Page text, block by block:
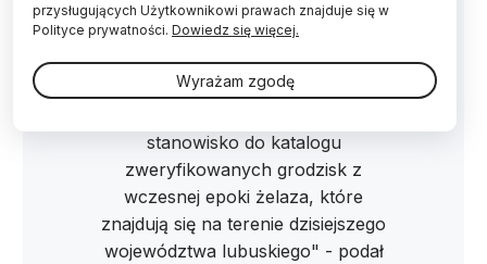
"Tegoroczne badania archeologiczne
stanowisko do katalogu
zweryfikowanych grodzisk z
wczesnej epoki żelaza, które
znajdują się na terenie dzisiejszego
województwa lubuskiego" - podał
przysługujących Użytkownikowi prawach znajduje się w
Polityce prywatności. Dowiedz się więcej.
Wyrażam zgodę